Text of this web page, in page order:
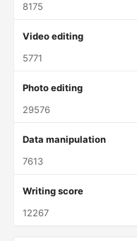
8175
Video editing
5771
Photo editing
29576
Data manipulation
7613
Writing score
12267